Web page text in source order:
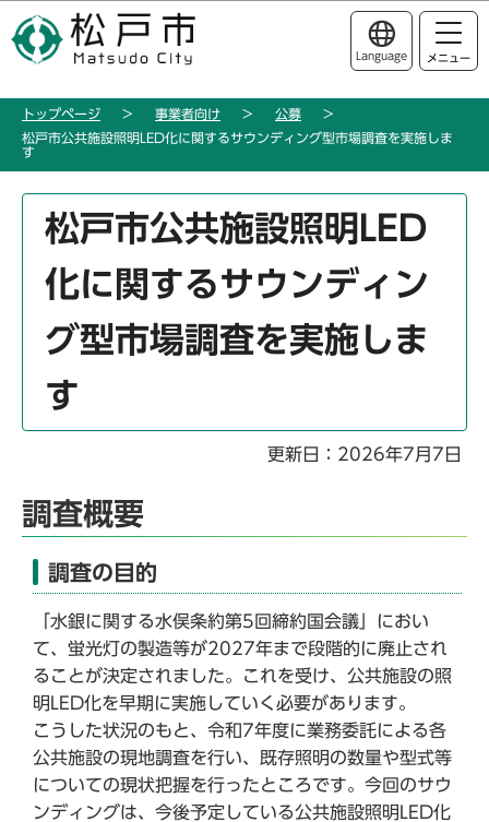
の
ー
先
このページの本文へ移動
Language メニュー
トップページ 事業者向け
公募
松戸市公共施設照明LED化に関するサウンディング型市場調査を実施しま
す
松戸市公共施設照明LED
化に関するサウンディン
グ型市場調査を実施しま
す
更新日：2026年7月7日
調査概要
調査の目的
「水銀に関する水俣条約第5回締約国会議」におい
て、蛍光灯の製造等が2027年まで段階的に廃止され
ることが決定されました。これを受け、公共施設の照
明LED化を早期に実施していく必要があります。
こうした状況のもと、令和7年度に業務委託による各
公共施設の現地調査を行い、既存照明の数量や型式等
についての現状把握を行ったところです。今回のサウ
ンディングは、今後予定している公共施設照明LED化